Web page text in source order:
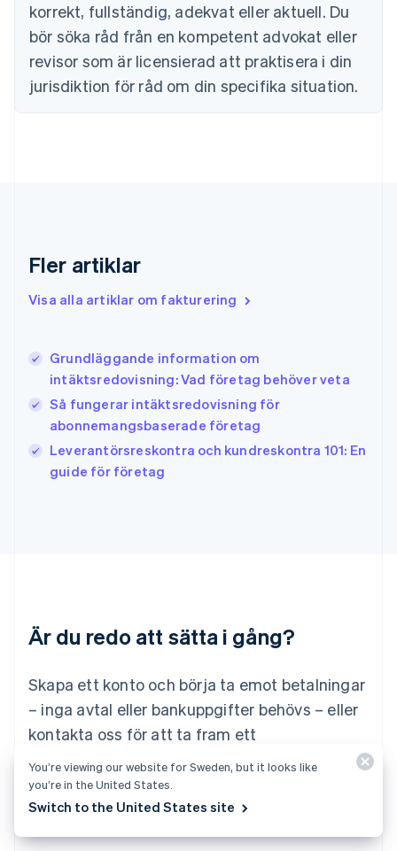
korrekt, fullständig, adekvat eller aktuell. Du
bör söka råd från en kompetent advokat eller
revisor som är licensierad att praktisera i din
jurisdiktion för råd om din specifika situation.
Fler artiklar
Visa alla artiklar om fakturering
Grundläggande information om
intäktsredovisning: Vad företag behöver veta
Så fungerar intäktsredovisning för
abonnemangsbaserade företag
Leverantörsreskontra och kundreskontra 101: En
guide för företag
Är du redo att sätta i gång?
Skapa ett konto och börja ta emot betalningar
– inga avtal eller bankuppgifter behövs – eller
kontakta oss för att ta fram ett
specialanpassat paket för ditt företag.
Börja nu Kontakta säljteamet
Fastlandskina
简体中文English
Finland
English Svenska
Frankrike
简体中文
Indien
Irland
ItalianoEnglish
Japan
日本語
Kanada
EnglishFrançais
Kroatien
English Italiano
Malaysia
English
Mexiko
Nederländerna
Norge
Nya Zeeland
You’re viewing our website for Sweden, but it looks like
you’re in the United States.
Switch to the United States site